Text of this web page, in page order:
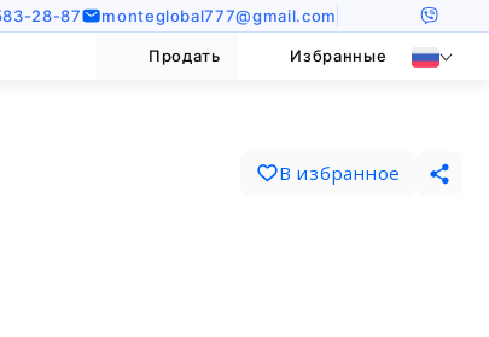
28-87 monteglobal777@gmail.com
Продать Избранные
В избранное